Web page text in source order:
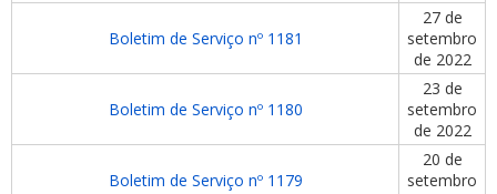
Boletim de Serviço nº 1181
27 de
setembro
de 2022
Boletim de Serviço nº 1180
23 de
setembro
de 2022
Boletim de Serviço nº 1179
20 de
setembro